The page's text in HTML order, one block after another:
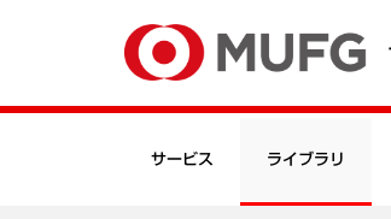
サービス ライブラリ